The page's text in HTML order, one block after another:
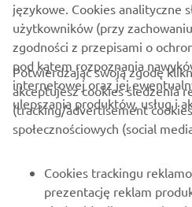
O FIRMIE
językowe. Cookies analityczne
użytkowników (przy
zgodności z przepisami o
pod kątem rozpoznania
internetowej oraz jej
ulepszania produktów, usług i
Potwierdzając swoją zgodę
akceptujesz cookies śledzenia
(tracking/advertisement
społecznościowych (social
Cookies trackingu
prezentację reklam